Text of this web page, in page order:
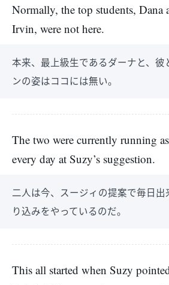
Normally, the top students, Dana
Irvin, were not here.
本来、最上級生であるダーナと、彼
ンの姿はココには無い。
The two were currently running
every day at Suzy’s suggestion.
二人は今、スージィの提案で毎日
り込みをやっているのだ。
This all started when Suzy